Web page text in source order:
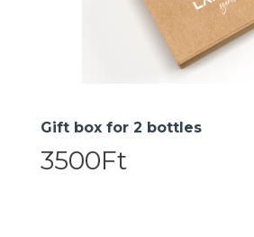
Gift box for 2 bottles
3500Ft